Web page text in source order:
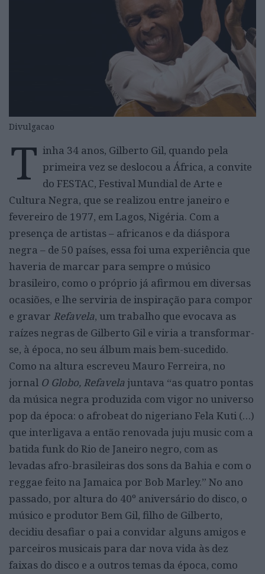
Divulgacao
T inha 34 anos, Gilberto Gil, quando pela
primeira vez se deslocou a África, a convite
do FESTAC, Festival Mundial de Arte e
Cultura Negra, que se realizou entre janeiro e
fevereiro de 1977, em Lagos, Nigéria. Com a
presença de artistas – africanos e da diáspora
negra – de 50 países, essa foi uma experiência que
haveria de marcar para sempre o músico
brasileiro, como o próprio já afirmou em diversas
ocasiões, e lhe serviria de inspiração para compor
e gravar Refavela, um trabalho que evocava as
raízes negras de Gilberto Gil e viria a transformar-
se, à época, no seu álbum mais bem-sucedido.
Como na altura escreveu Mauro Ferreira, no
jornal O Globo, Refavelajuntava “as quatro pontas
da música negra produzida com vigor no universo
pop da época: o afrobeat do nigeriano Fela Kuti (…)
que interligava a então renovada juju music com a
batida funk do Rio de Janeiro negro, com as
levadas afro-brasileiras dos sons da Bahia e com o
reggae feito na Jamaica por Bob Marley.” No ano
passado, por altura do 40º aniversário do disco, o
músico e produtor Bem Gil, filho de Gilberto,
decidiu desafiar o pai a convidar alguns amigos e
parceiros musicais para dar nova vida às dez
faixas do disco e a outros temas da época, como